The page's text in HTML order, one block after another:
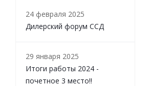
24 февраля 2025
Дилерский форум ССД
29 января 2025
Итоги работы 2024 -
почетное 3 место!!